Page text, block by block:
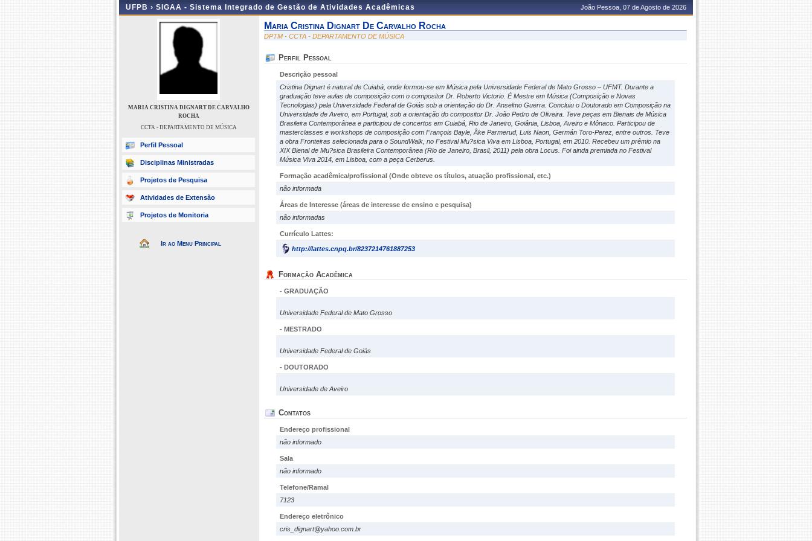
UFPB › SIGAA - Sistema Integrado de Gestão de Atividades Acadêmicas João Pessoa, 07 de Agosto de 2026
MARIA CRISTINA DIGNART DE CARVALHO
ROCHA
CCTA - DEPARTAMENTO DE MÚSICA
Perfil Pessoal
Disciplinas Ministradas
Projetos de Pesquisa
Atividades de Extensão
Projetos de Monitoria
Ir ao Menu Principal
Maria Cristina Dignart De Carvalho Rocha
DPTM - CCTA - DEPARTAMENTO DE MÚSICA
Perfil Pessoal
Descrição pessoal
Cristina Dignart é natural de Cuiabá, onde formou-se em Música pela Universidade Federal de Mato Grosso – UFMT. Durante a
graduação teve aulas de composição com o compositor Dr. Roberto Victorio. É Mestre em Música (Composição e Novas
Tecnologias) pela Universidade Federal de Goiás sob a orientação do Dr. Anselmo Guerra. Concluiu o Doutorado em Composição na
Universidade de Aveiro, em Portugal, sob a orientação do compositor Dr. João Pedro de Oliveira. Teve peças em Bienais de Música
Brasileira Contemporânea e participou de concertos em Cuiabá, Rio de Janeiro, Goiânia, Lisboa, Aveiro e Mônaco. Participou de
masterclasses e workshops de composição com François Bayle, Åke Parmerud, Luis Naon, Germán Toro-Perez, entre outros. Teve
a obra Fronteiras selecionada para o SoundWalk, no Festival Mu?sica Viva em Lisboa, Portugal, em 2010. Recebeu um prêmio na
XIX Bienal de Mu?sica Brasileira Contemporânea (Rio de Janeiro, Brasil, 2011) pela obra Locus. Foi ainda premiada no Festival
Música Viva 2014, em Lisboa, com a peça Cerberus.
Formação acadêmica/profissional (Onde obteve os títulos, atuação profissional, etc.)
não informada
Áreas de Interesse (áreas de interesse de ensino e pesquisa)
não informadas
Currículo Lattes:
http://lattes.cnpq.br/8237214761887253
Formação Acadêmica
- GRADUAÇÃO
Universidade Federal de Mato Grosso
- MESTRADO
Universidade Federal de Goiás
- DOUTORADO
Universidade de Aveiro
Contatos
Endereço profissional
não informado
Sala
não informado
Telefone/Ramal
7123
Endereço eletrônico
cris_dignart@yahoo.com.br